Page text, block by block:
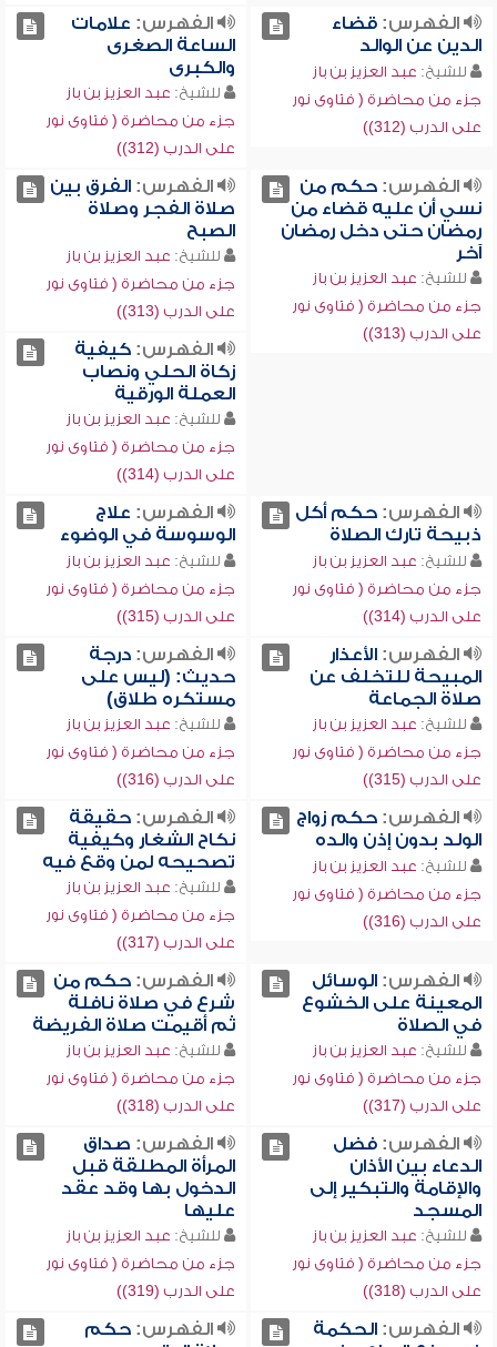
الفهرس:قضاء
الدين عن الوالد
للشيخ: عبد العزيز بن باز
جزء من محاضرة ( فتاوى نور
على الدرب (312))
الفهرس: علامات
الساعة الصغرى
والكبرى
للشيخ: عبد العزيز بن باز
جزء من محاضرة ( فتاوى نور
على الدرب (312))
الفهرس:حكم من
نسي أن عليه قضاء من
رمضان حتى دخل رمضان
آخر
للشيخ: عبد العزيز بن باز
جزء من محاضرة ( فتاوى نور
على الدرب (313))
الفهرس:الفرق بين
صلاة الفجر وصلاة
الصبح
للشيخ: عبد العزيز بن باز
جزء من محاضرة ( فتاوى نور
على الدرب (313))
الفهرس:كيفية
زكاة الحلي ونصاب
العملة الورقية
للشيخ: عبد العزيز بن باز
جزء من محاضرة ( فتاوى نور
على الدرب (314))
الفهرس:حكم أكل
ذبيحة تارك الصلاة
للشيخ: عبد العزيز بن باز
جزء من محاضرة ( فتاوى نور
على الدرب (314))
الفهرس: علاج
الوسوسة في الوضوء
للشيخ: عبد العزيز بن باز
جزء من محاضرة ( فتاوى نور
على الدرب (315))
الفهرس:الأعذار
المبيحة للتخلف عن
صلاة الجماعة
للشيخ: عبد العزيز بن باز
جزء من محاضرة ( فتاوى نور
على الدرب (315))
الفهرس:درجة
حديث: (ليس على
مستكره طلاق)
للشيخ: عبد العزيز بن باز
جزء من محاضرة ( فتاوى نور
على الدرب (316))
الفهرس:حكم زواج
الولد بدون إذن والده
للشيخ: عبد العزيز بن باز
جزء من محاضرة ( فتاوى نور
على الدرب (316))
الفهرس:حقيقة
نكاح الشغار وكيفية
تصحيحه لمن وقع فيه
للشيخ: عبد العزيز بن باز
جزء من محاضرة ( فتاوى نور
على الدرب (317))
الفهرس:الوسائل
المعينة على الخشوع
في الصلاة
للشيخ: عبد العزيز بن باز
جزء من محاضرة ( فتاوى نور
على الدرب (317))
الفهرس:حكم من
شرع في صلاة نافلة
ثم أقيمت صلاة الفريضة
للشيخ: عبد العزيز بن باز
جزء من محاضرة ( فتاوى نور
على الدرب (318))
الفهرس:فضل
الدعاء بين الأذان
والإقامة والتبكير إلى
المسجد
للشيخ: عبد العزيز بن باز
جزء من محاضرة ( فتاوى نور
على الدرب (318))
الفهرس: صداق
المرأة المطلقة قبل
الدخول بها وقد عقد
عليها
للشيخ: عبد العزيز بن باز
جزء من محاضرة ( فتاوى نور
على الدرب (319))
الفهرس:الحكمة
الفهرس:حكم